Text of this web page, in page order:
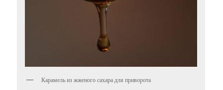
Карамель из жженого сахара для приворота